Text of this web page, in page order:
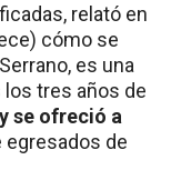
relató en
cómo se
es una
tres años de
se ofreció a
egresados de